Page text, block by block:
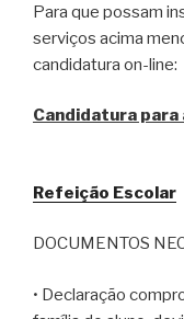
Para que possam
serviços acima
candidatura on-line:
Candidatura
Refeição Escolar
DOCUMENTOS
• Declaração